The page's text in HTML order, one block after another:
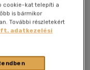
cookie-kat telepíti a
is bármikor
További részletekért
adatkezelési